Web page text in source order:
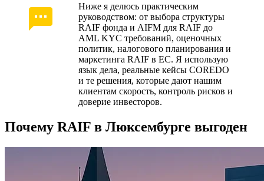
Кейсы COREDO: решения на практике
Вторичные продажи и выход инвесторов
Где чаще возникают сложности
Преимущества RAIF для инвестора
Почему рекомендую RAIF и COREDO
Ниже я делюсь практическим
руководством: от выбора структуры
RAIF фонда и AIFM для RAIF до
AML KYC требований, оценочных
политик, налогового планирования и
маркетинга RAIF в ЕС. Я использую
язык дела, реальные кейсы COREDO
и те решения, которые дают нашим
клиентам скорость, контроль рисков и
доверие инвесторов.
Почему RAIF в Люксембурге выгоден